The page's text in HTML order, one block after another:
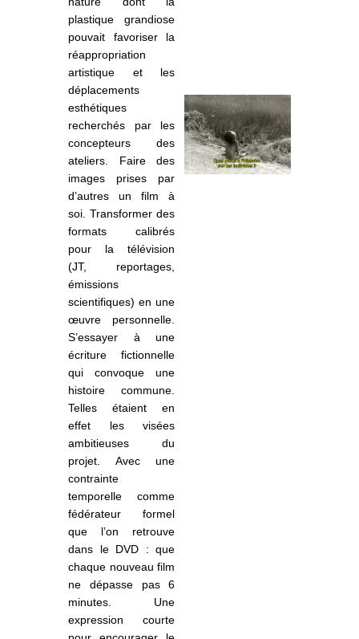
plastique grandiose
pouvait favoriser la
réappropriation
artistique et les
déplacements
esthétiques
recherchés par les
concepteurs des
ateliers. Faire des
images prises par
d’autres un film à
soi. Transformer des
formats calibrés
pour la télévision
(JT, reportages,
émissions
scientifiques) en une
œuvre personnelle.
S’essayer à une
écriture fictionnelle
qui convoque une
histoire commune.
Telles étaient en
effet les visées
ambitieuses du
projet. Avec une
contrainte
temporelle comme
fédérateur formel
que l’on retrouve
dans le DVD : que
chaque nouveau film
ne dépasse pas 6
minutes. Une
expression courte